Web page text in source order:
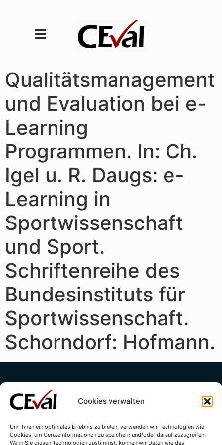
Cookies verwalten
Um Ihnen ein optimales Erlebnis zu bieten, verwenden wir Technologien wie
Cookies, um Geräteinformationen zu speichern und/oder darauf zuzugreifen.
Wenn Sie diesen Technologien zustimmst, können wir Daten wie das
Qualitätsmanagement
und Evaluation bei e-
Learning
Programmen. In: Ch.
Igel u. R. Daugs: e-
Learning in
Sportwissenschaft
und Sport.
Schriftenreihe des
Bundesinstituts für
Sportwissenschaft.
Schorndorf: Hofmann.
Kontakt Impressum Datenschutzerklärung